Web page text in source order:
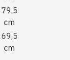
79,5
cm
69,5
cm